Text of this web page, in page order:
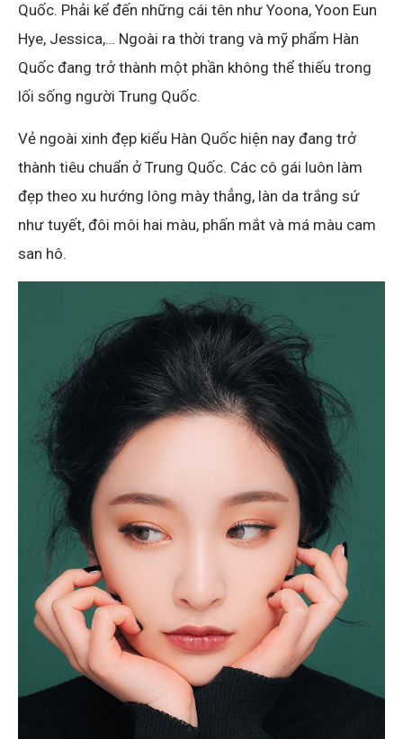
Quốc. Phải kể đến những cái tên như Yoona, Yoon Eun
Hye, Jessica,… Ngoài ra thời trang và mỹ phẩm Hàn
Quốc đang trở thành một phần không thể thiếu trong
lối sống người Trung Quốc.
Vẻ ngoài xinh đẹp kiểu Hàn Quốc hiện nay đang trở
thành tiêu chuẩn ở Trung Quốc. Các cô gái luôn làm
đẹp theo xu hướng lông mày thẳng, làn da trắng sứ
như tuyết, đôi môi hai màu, phấn mắt và má màu cam
san hô.